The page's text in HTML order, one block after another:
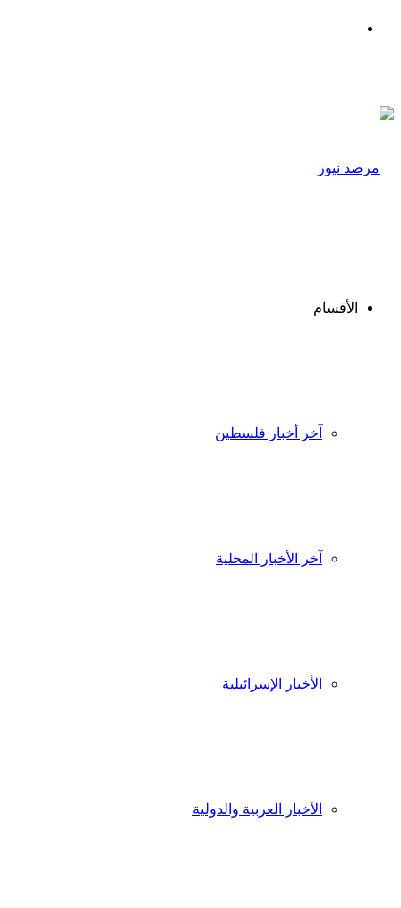
الأقسام
آخر أخبار فلسطين
آخر الأخبار المحلية
الأخبار الإسرائيلية
الأخبار العربية والدولية